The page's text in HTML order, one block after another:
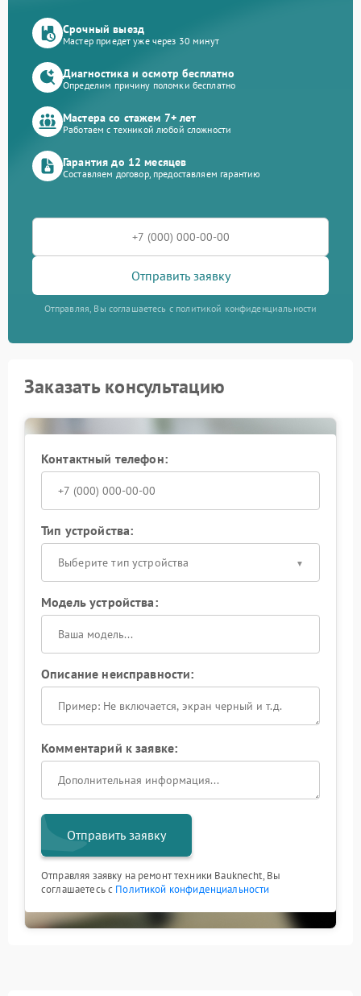
Срочный выезд
Мастер приедет уже через 30 минут
Диагностика и осмотр бесплатно
Определим причину поломки бесплатно
Мастера со стажем 7+ лет
Работаем с техникой любой сложности
Гарантия до 12 месяцев
Составляем договор, предоставляем гарантию
Отправить заявку
Отправляя, Вы соглашаетесь с политикой конфиденциальности
Заказать консультацию
Контактный телефон:
Тип устройства:
Выберите тип устройства
Модель устройства:
Описание неисправности:
Комментарий к заявке:
Отправить заявку
Отправляя заявку на ремонт техники Bauknecht, Вы
соглашаетесь с Политикой конфиденциальности